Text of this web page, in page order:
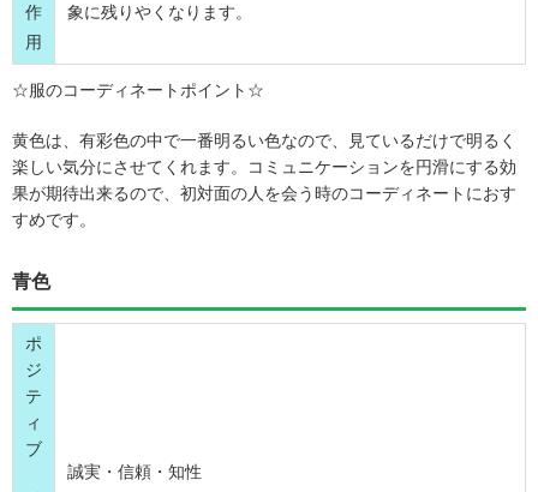
作
用
象に残りやくなります。
☆服のコーディネートポイント☆
黄色は、有彩色の中で一番明るい色なので、見ているだけで明るく
楽しい気分にさせてくれます。コミュニケーションを円滑にする効
果が期待出来るので、初対面の人を会う時のコーディネートにおす
すめです。
青色
ポ
ジ
テ
ィ
ブ
誠実・信頼・知性